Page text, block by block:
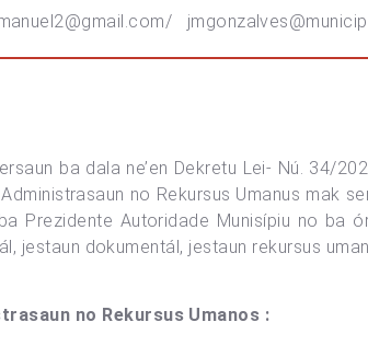
/
ba dala ne’en Dekretu Lei- Nú. 34/
no Rekursus Umanus mak
Prezidente Autoridade Munisípiu no ba
jestaun dokumentál, jestaun rekursus
no Rekursus Umanos :